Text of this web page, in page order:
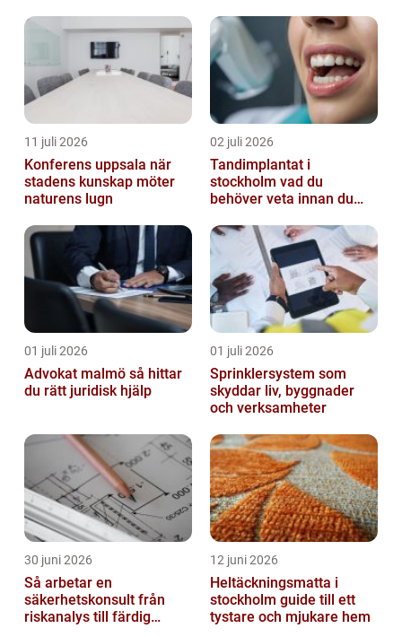
11 juli 2026
Konferens uppsala när
stadens kunskap möter
naturens lugn
02 juli 2026
Tandimplantat i
stockholm vad du
behöver veta innan du
01 juli 2026
Advokat malmö så hittar
du rätt juridisk hjälp
01 juli 2026
Sprinklersystem som
skyddar liv, byggnader
och verksamheter
30 juni 2026
Så arbetar en
säkerhetskonsult från
riskanalys till färdig
12 juni 2026
Heltäckningsmatta i
stockholm guide till ett
tystare och mjukare hem